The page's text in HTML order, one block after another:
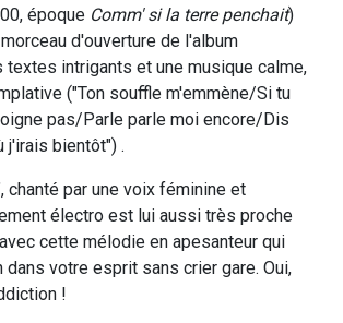
époque Comm' si la terre penchait)
d'ouverture de l'album
textes intrigants et une musique calme,
("Ton souffle m'emmène/Si tu
pas/Parle parle moi encore/Dis
j'irais bientôt") .
chanté par une voix féminine et
électro est lui aussi très proche
cette mélodie en apesanteur qui
dans votre esprit sans crier gare. Oui,
!